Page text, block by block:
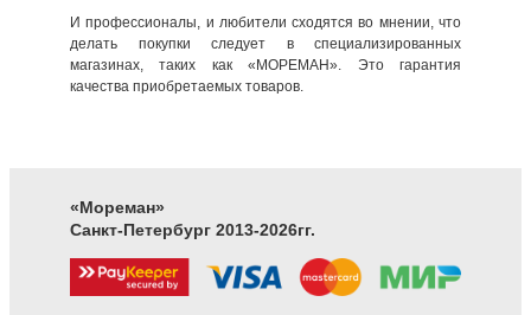
И профессионалы, и любители сходятся во мнении, что
делать покупки следует в специализированных
магазинах, таких как «МОРЕМАН». Это гарантия
качества приобретаемых товаров.
«Мореман»
Санкт-Петербург 2013-2026гг.